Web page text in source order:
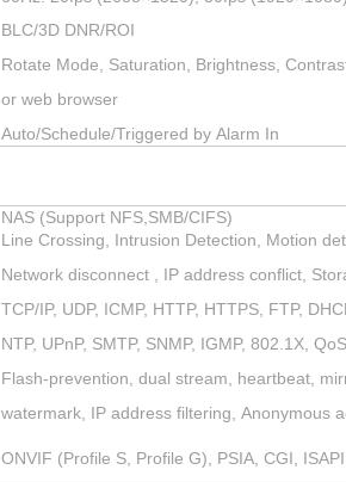
BLC/3D DNR/ROI
Rotate Mode, Saturation, Brightness,
or web browser
Auto/Schedule/Triggered by Alarm In
NAS (Support NFS,SMB/CIFS)
Line Crossing, Intrusion Detection, Motion
Network disconnect , IP address conflict,
TCP/IP, UDP, ICMP, HTTP, HTTPS, FTP,
NTP, UPnP, SMTP, SNMP, IGMP, 802.1X,
Flash-prevention, dual stream, heartbeat,
watermark, IP address filtering, Anonymous
ONVIF (Profile S, Profile G), PSIA, CGI, ISAPI